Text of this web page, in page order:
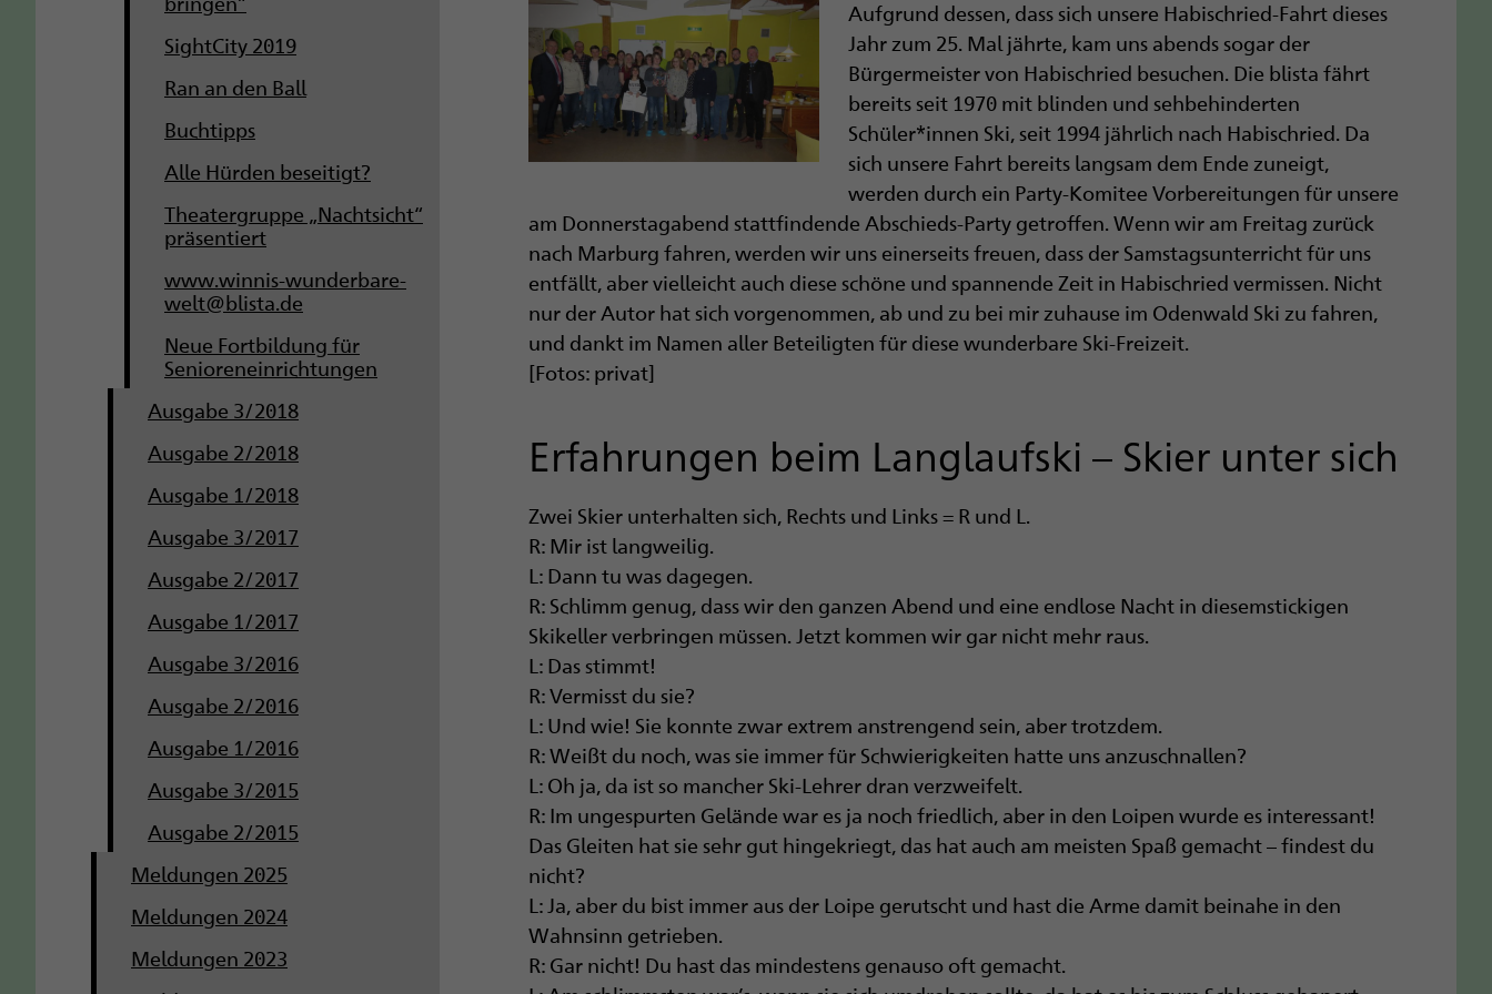
SightCity 2019
Ran an den Ball
Buchtipps
Alle Hürden beseitigt?
Theatergruppe „Nachtsicht“
präsentiert
www.winnis-wunderbare-
welt@blista.de
Neue Fortbildung für
Senioreneinrichtungen
Ausgabe 3/2018
Ausgabe 2/2018
Ausgabe 1/2018
Ausgabe 3/2017
Ausgabe 2/2017
Ausgabe 1/2017
Ausgabe 3/2016
Ausgabe 2/2016
Ausgabe 1/2016
Ausgabe 3/2015
Ausgabe 2/2015
Meldungen 2025
Meldungen 2024
Meldungen 2023
Aufgrund dessen, dass sich unsere Habischried-Fahrt dieses
Jahr zum 25. Mal jährte, kam uns abends sogar der
Bürgermeister von Habischried besuchen. Die blista fährt
bereits seit 1970 mit blinden und sehbehinderten
Schüler*innen Ski, seit 1994 jährlich nach Habischried. Da
sich unsere Fahrt bereits langsam dem Ende zuneigt,
werden durch ein Party-Komitee Vorbereitungen für unsere
am Donnerstagabend stattfindende Abschieds-Party getroffen. Wenn wir am Freitag zurück
nach Marburg fahren, werden wir uns einerseits freuen, dass der Samstagsunterricht für uns
entfällt, aber vielleicht auch diese schöne und spannende Zeit in Habischried vermissen. Nicht
nur der Autor hat sich vorgenommen, ab und zu bei mir zuhause im Odenwald Ski zu fahren,
und dankt im Namen aller Beteiligten für diese wunderbare Ski-Freizeit.
[Fotos: privat]
Erfahrungen beim Langlaufski – Skier unter sich
Zwei Skier unterhalten sich, Rechts und Links = R und L.
R: Mir ist langweilig.
L: Dann tu was dagegen.
R: Schlimm genug, dass wir den ganzen Abend und eine endlose Nacht in diesemstickigen
Skikeller verbringen müssen. Jetzt kommen wir gar nicht mehr raus.
L: Das stimmt!
R: Vermisst du sie?
L: Und wie! Sie konnte zwar extrem anstrengend sein, aber trotzdem.
R: Weißt du noch, was sie immer für Schwierigkeiten hatte uns anzuschnallen?
L: Oh ja, da ist so mancher Ski-Lehrer dran verzweifelt.
R: Im ungespurten Gelände war es ja noch friedlich, aber in den Loipen wurde es interessant!
Das Gleiten hat sie sehr gut hingekriegt, das hat auch am meisten Spaß gemacht – findest du
nicht?
L: Ja, aber du bist immer aus der Loipe gerutscht und hast die Arme damit beinahe in den
Wahnsinn getrieben.
R: Gar nicht! Du hast das mindestens genauso oft gemacht.